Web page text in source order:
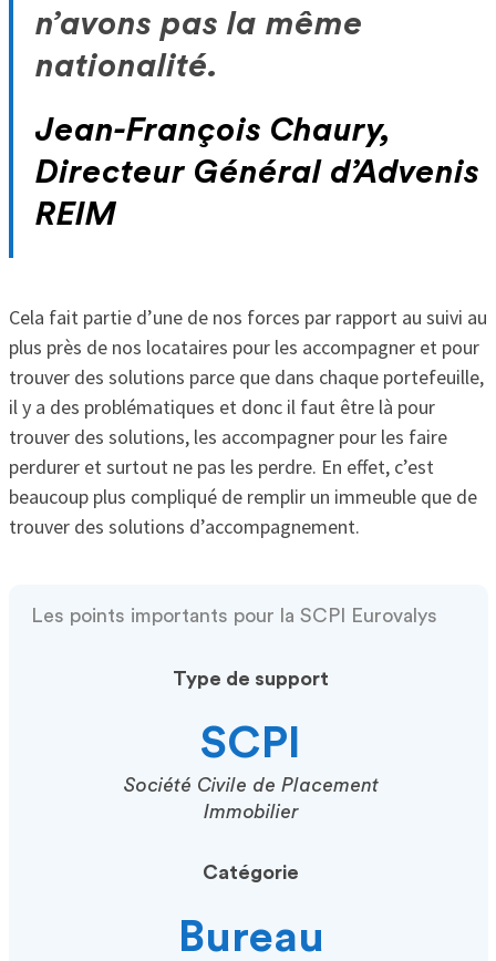
n’avons pas la même
nationalité.
Jean-François Chaury,
Directeur Général d’Advenis
REIM
Cela fait partie d’une de nos forces par rapport au suivi au
plus près de nos locataires pour les accompagner et pour
trouver des solutions parce que dans chaque portefeuille,
il y a des problématiques et donc il faut être là pour
trouver des solutions, les accompagner pour les faire
perdurer et surtout ne pas les perdre. En effet, c’est
beaucoup plus compliqué de remplir un immeuble que de
trouver des solutions d’accompagnement.
Les points importants pour la SCPI Eurovalys
Type de support
SCPI
Société Civile de Placement
Immobilier
Catégorie
Bureau